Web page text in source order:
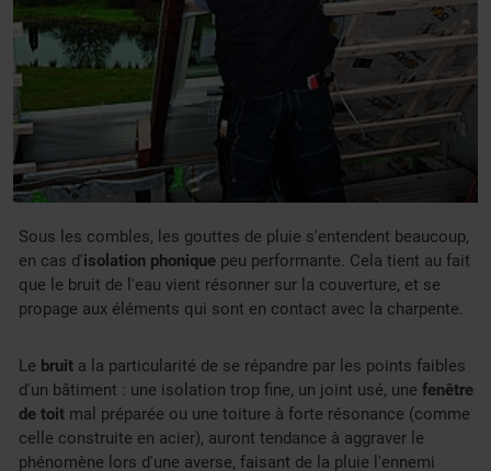
Sous les combles, les gouttes de pluie s'entendent beaucoup,
en cas d'isolation phonique peu performante. Cela tient au fait
que le bruit de l'eau vient résonner sur la couverture, et se
propage aux éléments qui sont en contact avec la charpente.
Le bruit a la particularité de se répandre par les points faibles
d'un bâtiment : une isolation trop fine, un joint usé, une fenêtre
de toit mal préparée ou une toiture à forte résonance (comme
celle construite en acier), auront tendance à aggraver le
phénomène lors d'une averse, faisant de la pluie l'ennemi